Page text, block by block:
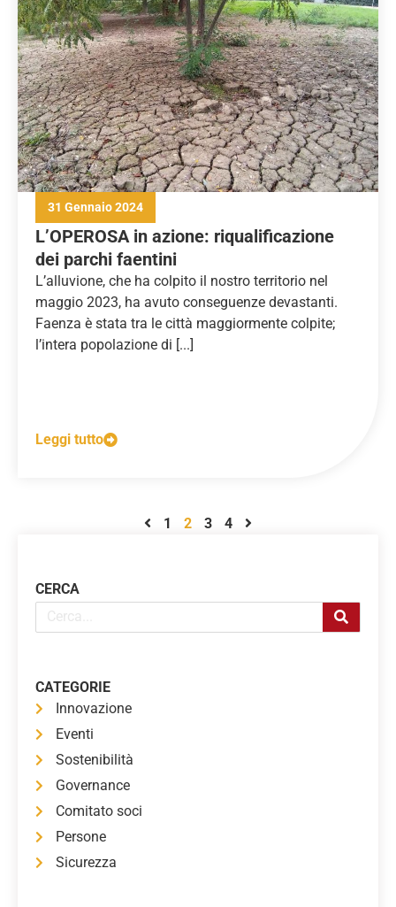
31 Gennaio 2024
L’OPEROSA in azione: riqualificazione
dei parchi faentini
L’alluvione, che ha colpito il nostro territorio nel
maggio 2023, ha avuto conseguenze devastanti.
Faenza è stata tra le città maggiormente colpite;
l’intera popolazione di [...]
Leggi tutto
1 2 3 4
CERCA
CATEGORIE
Innovazione
Eventi
Sostenibilità
Governance
Comitato soci
Persone
Sicurezza